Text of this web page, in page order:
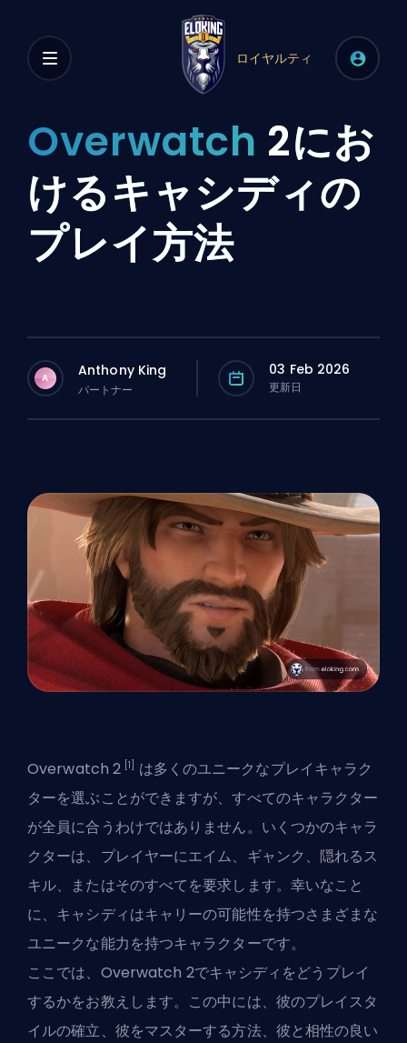
ロイヤルティ
Overwatch 2にお
けるキャシディの
プレイ方法
A Anthony King
パートナー
03 Feb 2026
更新日
Overwatch 2 [1] は多くのユニークなプレイキャラク
ターを選ぶことができますが、すべてのキャラクター
が全員に合うわけではありません。いくつかのキャラ
クターは、プレイヤーにエイム、ギャンク、隠れるス
キル、またはそのすべてを要求します。幸いなこと
に、キャシディはキャリーの可能性を持つさまざまな
ユニークな能力を持つキャラクターです。
ここでは、 Overwatch 2でキャシディをどうプレイ
するかをお教えします。この中には、彼のプレイスタ
イルの確立、彼をマスターする方法、彼と相性の良い